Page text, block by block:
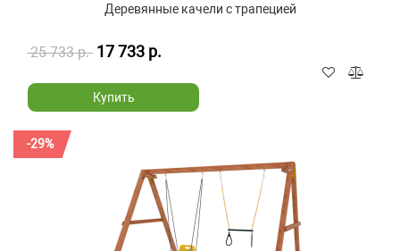
Деревянные качели с трапецией
25 733 р. 17 733 р.
Купить
-29%